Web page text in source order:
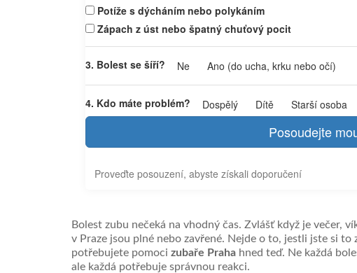
Potíže s dýcháním nebo polykáním
Zápach z úst nebo špatný chuťový pocit
3. Bolest se šíří? Ne Ano (do ucha, krku nebo očí)
4. Kdo máte problém? Dospělý Dítě Starší osoba
Posoudejte
Proveďte posouzení, abyste získali doporučení
Bolest zubu nečeká na vhodný čas. Zvlášť když je večer,
v Praze jsou plné nebo zavřené. Nejde o to, jestli jste si to
potřebujete pomoci zubaře Praha hned teď. Ne každá
ale každá potřebuje správnou reakci.